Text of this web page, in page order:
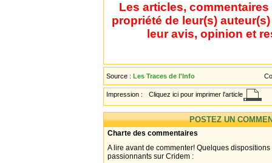
Les articles,
propriété de leur(s)
leur avis, opinion et
Source : Les Traces de l'Info
Impression : Cliquez ici pour imprimer l'article
POSTEZ UN
Charte des commentaires
A lire avant de commenter! Quelques
passionnants sur Cridem :